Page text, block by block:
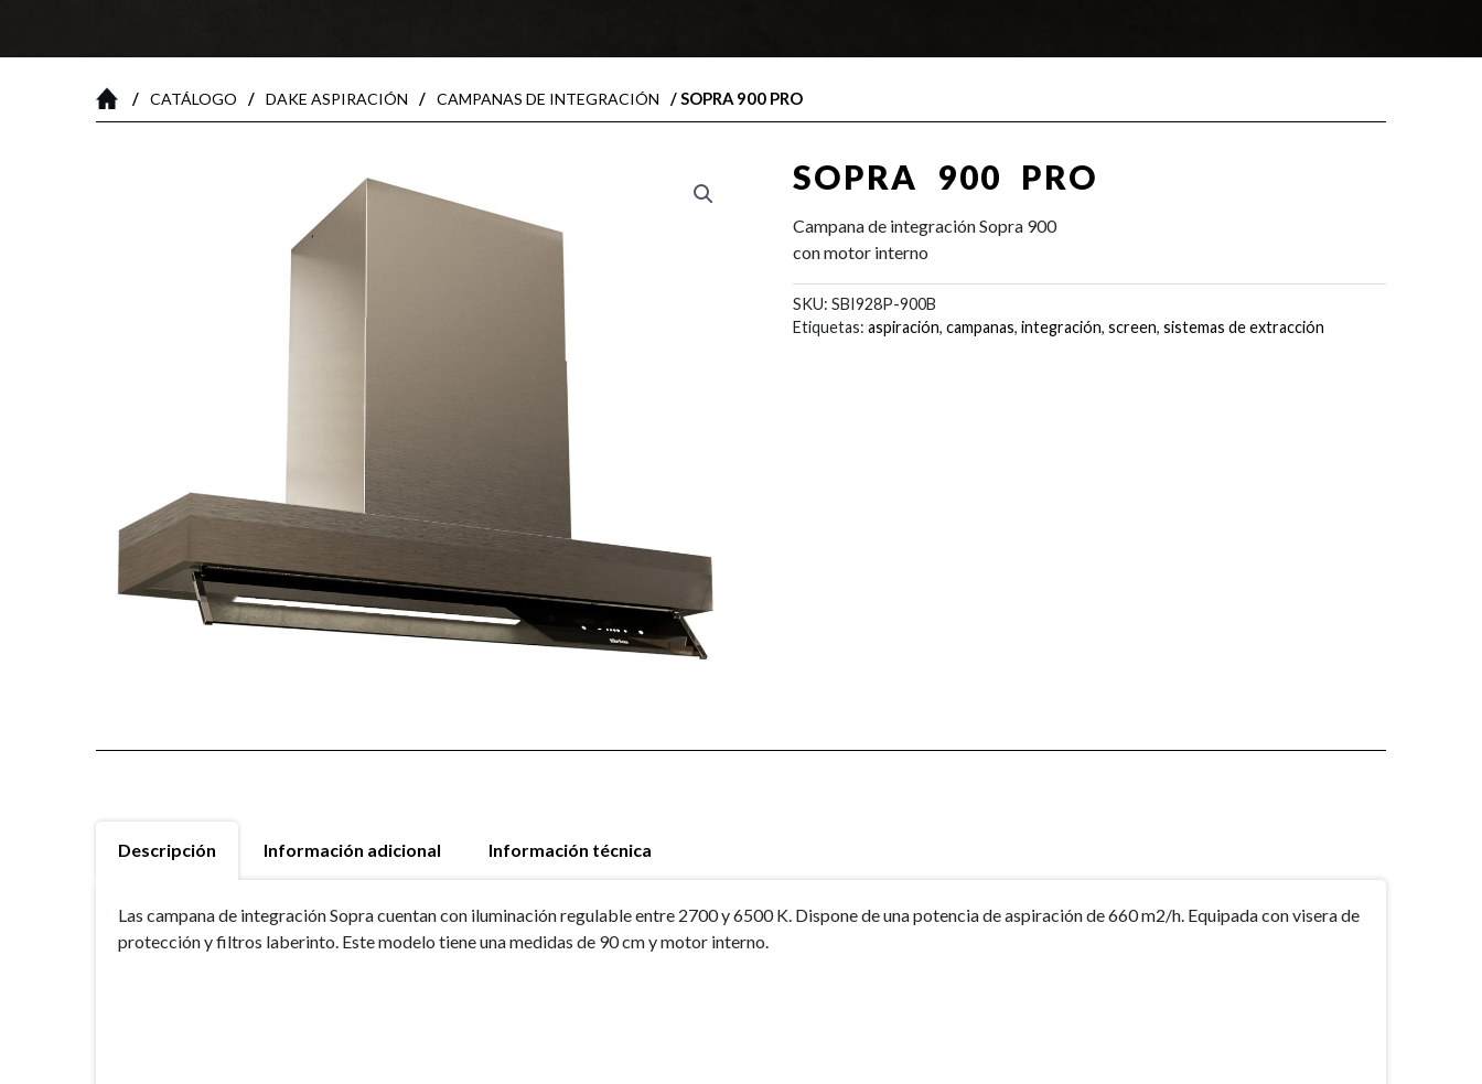
/ CATÁLOGO / DAKE ASPIRACIÓN / CAMPANAS DE INTEGRACIÓN / SOPRA 900 PRO
SOPRA 900 PRO
Campana de integración Sopra 900
con motor interno
SKU: SBI928P-900B
Etiquetas: aspiración, campanas, integración, screen, sistemas de extracción
Descripción Información adicional Información técnica
Las campana de integración Sopra cuentan con iluminación regulable entre 2700 y 6500 K. Dispone de una potencia de aspiración de 660 m2/h. Equipada con visera de
protección y filtros laberinto. Este modelo tiene una medidas de 90 cm y motor interno.